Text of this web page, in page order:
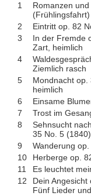
1
Romanzen
(Frühlingsfahrt)
2 Eintritt op. 82
3
In der Fremde
Zart, heimlich
4
Ziemlich rasch
5
Mondnacht op.
heimlich
6 Einsame
7
Trost im
8
Sehnsucht
35 No. 5 (1840)
9 Wanderung
10
Herberge op.
11
Es leuchtet
12
Dein
Fünf Lieder